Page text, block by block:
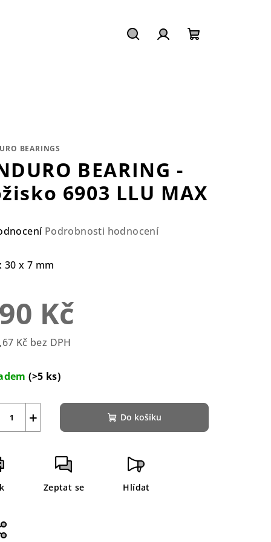
BEARINGS
BEARING -
6903 LLU MAX
Podrobnosti hodnocení
30 x 7 mm
Kč
Kč bez DPH
(>5 ks)
+ Do košíku
Zeptat se Hlídat